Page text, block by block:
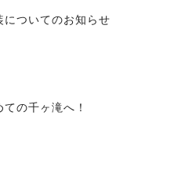
についてのお知らせ
の千ヶ滝へ！